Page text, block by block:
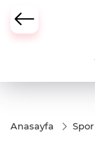
Büyükşehir
Anasayfa Spor